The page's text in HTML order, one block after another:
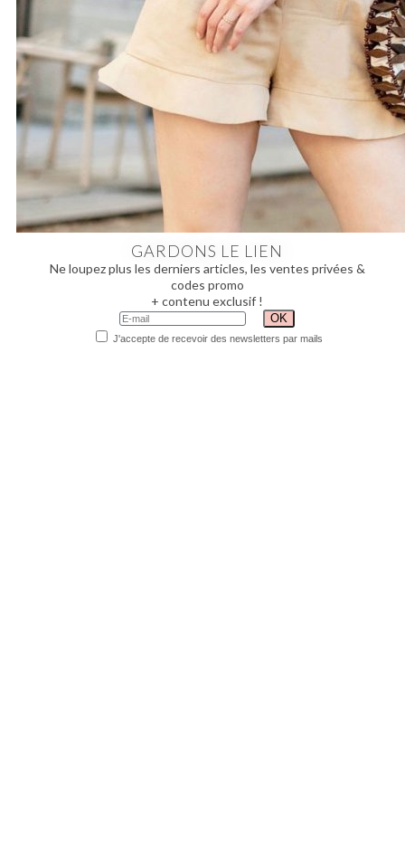
GARDONS LE LIEN
Ne loupez plus les derniers articles, les ventes privées &
codes promo
+ contenu exclusif !
J'accepte de recevoir des newsletters par mails